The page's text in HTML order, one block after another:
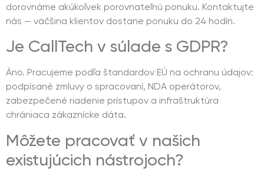
dorovnáme akúkoľvek porovnateľnú ponuku. Kontaktujte
nás — väčšina klientov dostane ponuku do 24 hodín.
Je CallTech v súlade s GDPR?
Áno. Pracujeme podľa štandardov EÚ na ochranu údajov:
podpísané zmluvy o spracovaní, NDA operátorov,
zabezpečené riadenie prístupov a infraštruktúra
chrániaca zákaznícke dáta.
Môžete pracovať v našich
existujúcich nástrojoch?